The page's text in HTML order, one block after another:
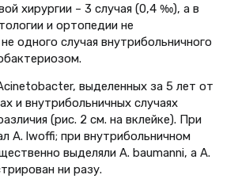
хирургии – 3 случая (0,4 ‰), а в
и ортопедии не
одного случая внутрибольничного
выделенных за 5 лет от
и внутрибольничных случаях
(рис. 2 cм. на вклейке). При
A. lwoffi; при внутрибольничном
выделяли A. baumanni, а А.
ни разу.